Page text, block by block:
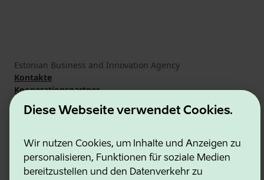
Diese Webseite verwendet Cookies.
Wir nutzen Cookies, um Inhalte und Anzeigen zu
personalisieren, Funktionen für soziale Medien
bereitzustellen und den Datenverkehr zu
Estonian Business and Innovation Agency
Kontakte
Kooperationspartner
Nutzungsbedingungen
Cookie- und Datenschutzrichtlinie